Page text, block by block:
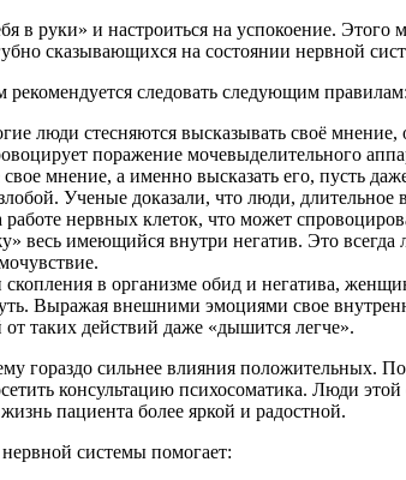
в руки» и настроиться на успокоение.
сказывающихся на состоянии нервной
следовать следующим правилам:
люди стесняются высказывать своё
поражение мочевыделительного
свое мнение, а именно высказать его, пусть
Ученые доказали, что люди,
нервных клеток, что может
весь имеющийся внутри негатив. Это
в организме обид и негатива,
Выражая внешними эмоциями свое
таких действий даже «дышится легче».
сильнее влияния положительных.
консультацию психосоматика. Люди
пациента более яркой и радостной.
системы помогает: